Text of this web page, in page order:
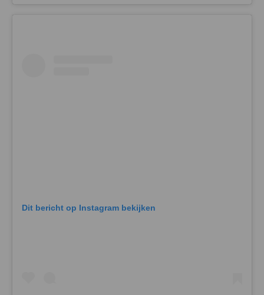
Dit bericht op Instagram bekijken